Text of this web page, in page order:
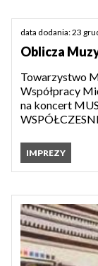
data dodania: 23
Oblicza
Towarzystwo
Współpracy
na koncert
IMPREZY